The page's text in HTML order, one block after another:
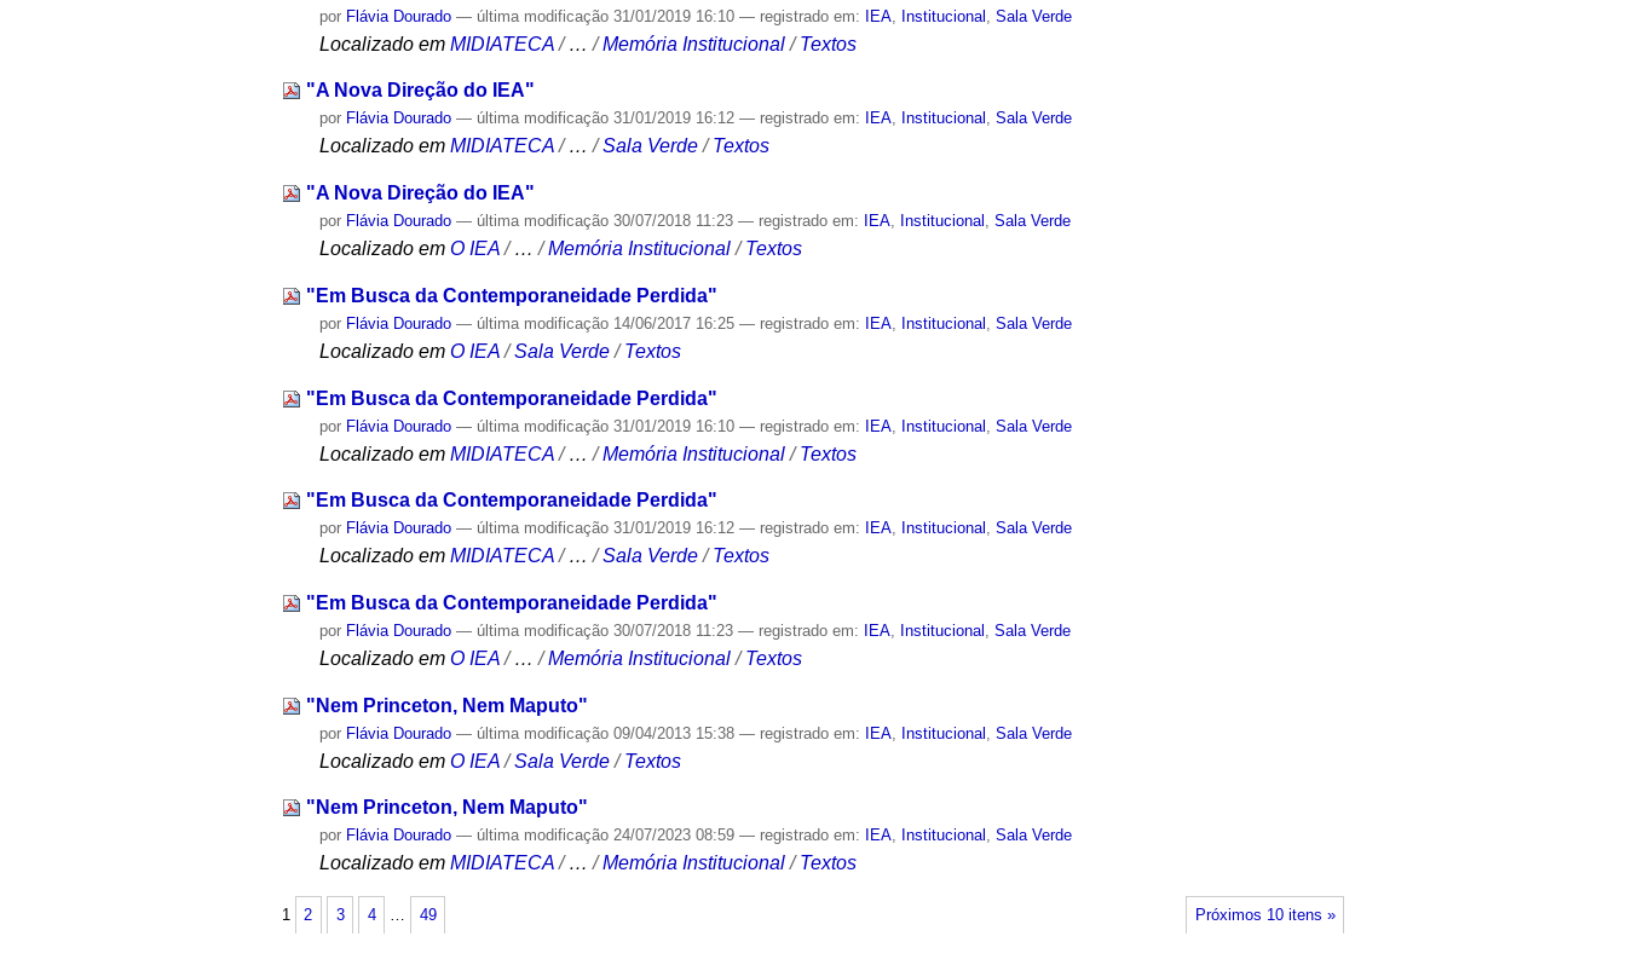
por Flávia Dourado — última modificação 31/01/2019 16:10— registrado em: IEA Institucional ,Sala Verde
Localizado em MIDIATECA /…/Memória Institucional /Textos
"A Nova Direção do IEA"
por Flávia Dourado — última modificação 31/01/2019 16:12— registrado em: IEA, Institucional ,Sala Verde
Localizado em MIDIATECA /…/Sala Verde /Textos
"A Nova Direção do IEA"
por Flávia Dourado — última modificação 30/07/2018 11:23— registrado em: IEA, Institucional ,Sala Verde
Localizado em O IEA /…/Memória Institucional /Textos
"Em Busca da Contemporaneidade Perdida"
por Flávia Dourado — última modificação 14/06/2017 16:25— registrado em: IEA Institucional ,Sala Verde
Localizado em O IEA /Sala Verde /Textos
"Em Busca da Contemporaneidade Perdida"
por Flávia Dourado — última modificação 31/01/2019 16:10— registrado em: IEA Institucional ,Sala Verde
Localizado em MIDIATECA /…/Memória Institucional /Textos
"Em Busca da Contemporaneidade Perdida"
por Flávia Dourado — última modificação 31/01/2019 16:12— registrado em: IEA, Institucional ,Sala Verde
Localizado em MIDIATECA /…/Sala Verde /Textos
"Em Busca da Contemporaneidade Perdida"
por Flávia Dourado — última modificação 30/07/2018 11:23— registrado em: IEA Institucional ,Sala Verde
Localizado em O IEA /…/Memória Institucional /Textos
"Nem Princeton, Nem Maputo"
por Flávia Dourado — última modificação 09/04/2013 15:38— registrado em: IEA Institucional ,Sala Verde
Localizado em O IEA /Sala Verde /Textos
"Nem Princeton, Nem Maputo"
por Flávia Dourado — última modificação 24/07/2023 08:59— registrado em: IEA, Institucional ,Sala Verde
Localizado em MIDIATECA /…/Memória Institucional /Textos
Próximos 10 itens »
1 2 3 4 49